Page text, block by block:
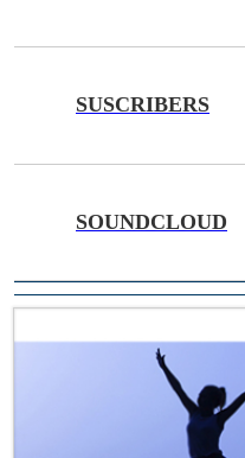
SUSCRIBERS
SOUNDCLOUD